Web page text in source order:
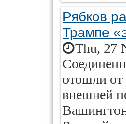
Рябков
Трампе
Thu, 27
отошли от
внешней